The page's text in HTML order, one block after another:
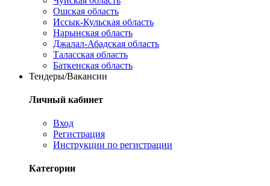
Ошская область
Иссык-Кульская область
Нарынская область
Джалал-Абадская область
Таласская область
Баткенская область
Тендеры/Вакансии
Личный кабинет
Вход
Регистрация
Инструкции по регистрации
Категории